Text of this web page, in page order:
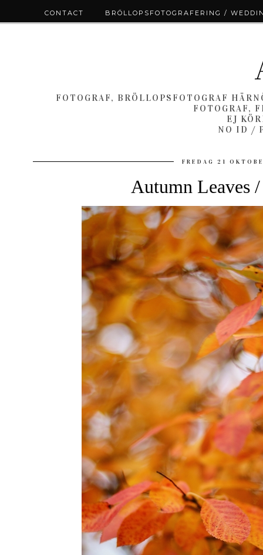
FOTOGRAF, BRÖLLOPSFOTOGRAF
FOTOGRAF,
EJ
NO ID /
FREDAG 21
Autumn Leaves
CONTACT BRÖLLOPSFOTOGRAFERING /